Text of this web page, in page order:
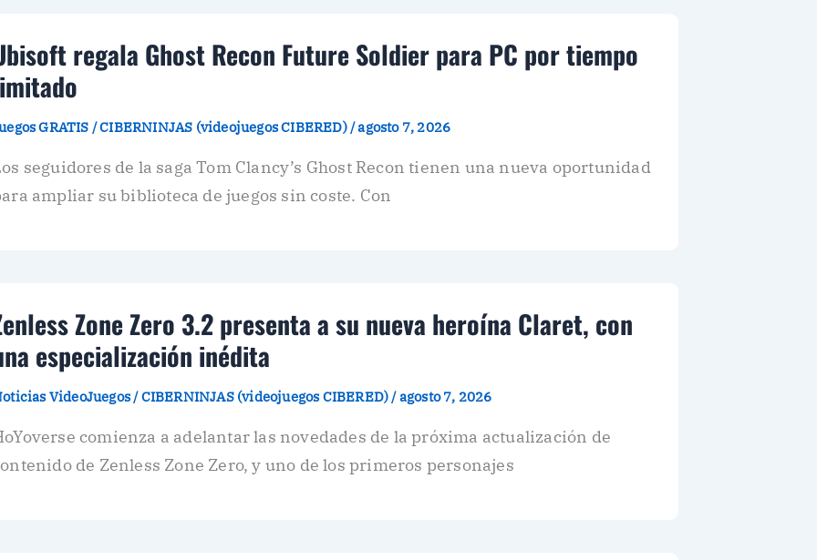
regala Ghost Recon Future Soldier para PC por tiempo
GRATIS /CIBERNINJAS (videojuegos CIBERED) /agosto 7, 2026
seguidores de la saga Tom Clancy’s Ghost Recon tienen una nueva oportunidad
ampliar su biblioteca de juegos sin coste. Con
Zone Zero 3.2 presenta a su nueva heroína Claret, con
especialización inédita
VideoJuegos /CIBERNINJAS (videojuegos CIBERED) /agosto 7, 2026
comienza a adelantar las novedades de la próxima actualización de
de Zenless Zone Zero, y uno de los primeros personajes